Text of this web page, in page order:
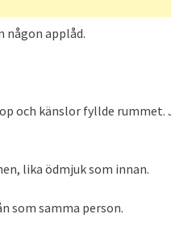
någon applåd.
och känslor fyllde rummet.
lika ödmjuk som innan.
som samma person.